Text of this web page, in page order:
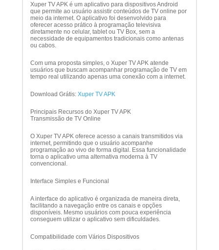
Xuper TV APK é um aplicativo para dispositivos Android
que permite ao usuário assistir conteúdos de TV online por
meio da internet. O aplicativo foi desenvolvido para
oferecer acesso prático à programação televisiva
diretamente no celular, tablet ou TV Box, sem a
necessidade de equipamentos tradicionais como antenas
ou cabos.
Com uma proposta simples, o Xuper TV APK atende
usuários que buscam acompanhar programação de TV em
tempo real utilizando apenas uma conexão com a internet.
Download Grátis: Xuper TV APK
Principais Recursos do Xuper TV APK
Transmissão de TV Online
O Xuper TV APK oferece acesso a canais transmitidos via
internet, permitindo que o usuário acompanhe
programação ao vivo de forma digital. Essa funcionalidade
torna o aplicativo uma alternativa moderna à TV
convencional.
Interface Simples e Funcional
A interface do aplicativo é organizada de maneira direta,
facilitando a navegação entre os canais e opções
disponíveis. Mesmo usuários com pouca experiência
conseguem utilizar o aplicativo sem dificuldades.
Compatibilidade com Vários Dispositivos